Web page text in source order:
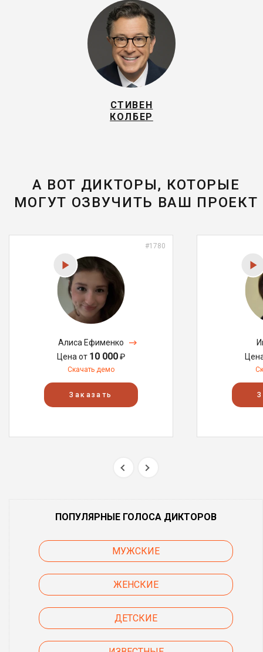
СТИВЕН
КОЛБЕР
А ВОТ ДИКТОРЫ, КОТОРЫЕ
МОГУТ ОЗВУЧИТЬ ВАШ ПРОЕКТ
#1780
Алиса Ефименко
Цена от 10 000₽
Скачать демо
Заказать
ПОПУЛЯРНЫЕ ГОЛОСА ДИКТОРОВ
МУЖСКИЕ
ЖЕНСКИЕ
ДЕТСКИЕ